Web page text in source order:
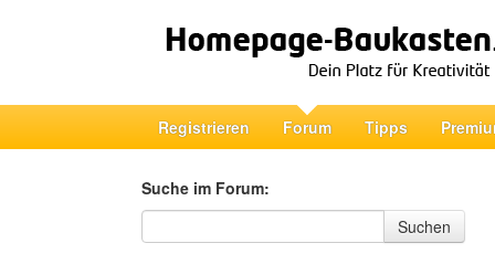
Registrieren Forum Tipps
Suche im Forum:
Suche im Forum
Suchen